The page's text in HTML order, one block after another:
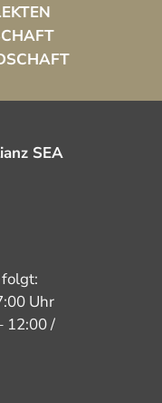
SEA
Uhr
12:00 /